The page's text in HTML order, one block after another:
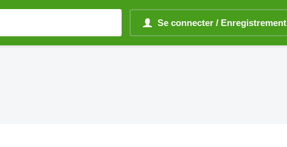
Se connecter / Enregistrement